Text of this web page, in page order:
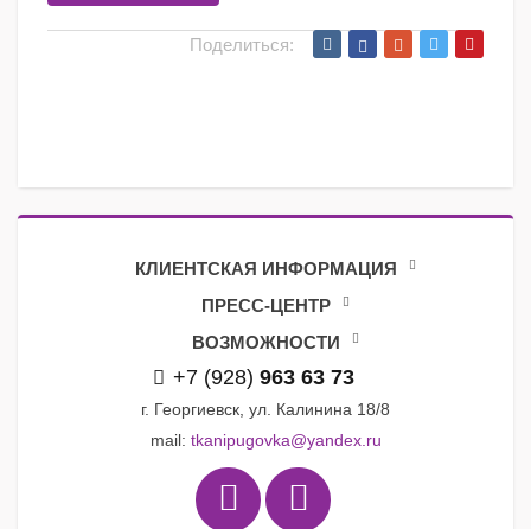
Поделиться:
КЛИЕНТСКАЯ ИНФОРМАЦИЯ
ПРЕСС-ЦЕНТР
ВОЗМОЖНОСТИ
+7 (928) 963 63 73
г. Георгиевск, ул. Калинина 18/8
mail: tkanipugovka@yandex.ru